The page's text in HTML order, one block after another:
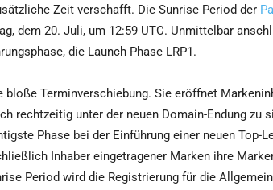
Zeit verschafft. Die Sunrise Period der
dem 20. Juli, um 12:59 UTC. Unmittelbar
die Launch Phase LRP1.
Terminverschiebung. Sie eröffnet
rechtzeitig unter der neuen Domain-Endung zu
Phase bei der Einführung einer neuen Top-
Inhaber eingetragener Marken ihre
Period wird die Registrierung für die